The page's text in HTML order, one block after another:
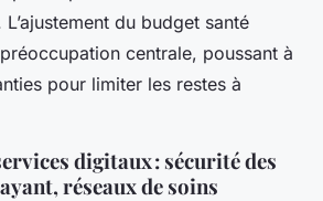
du budget santé
centrale, poussant à
pour limiter les restes à
digitaux : sécurité des
réseaux de soins